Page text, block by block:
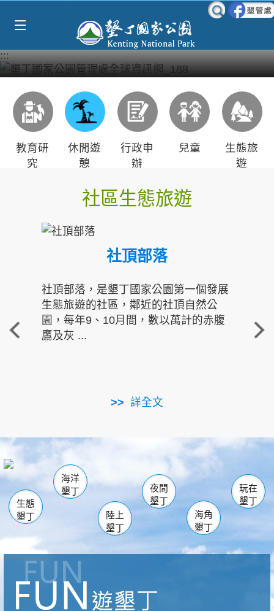
:::
教育研
究
休閒遊
憩
行政申
辦
兒童
生態旅
遊
社區生態旅遊
社頂部落
社頂部落，是墾丁國家公園第一個發展
生態旅遊的社區，鄰近的社頂自然公
園，每年9、10月間，數以萬計的赤腹
鷹及灰 ...
詳全文
重
走進
南仁湖
海生館
恆春 佳樂水
龍鑾潭自然中心 森林遊樂區
瓊麻館
關山 墾管處遊客中心
社頂公園 風吹沙
船帆石
白砂 龍磐公園
香蕉灣
砂島
鵝鑾鼻
生態
墾丁
海洋
墾丁
陸上
墾丁
夜間
墾丁
海角
墾丁
玩在
墾丁